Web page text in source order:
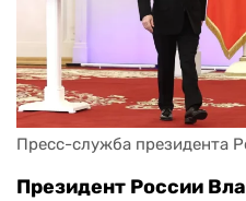
Пресс-служба президента
Президент России